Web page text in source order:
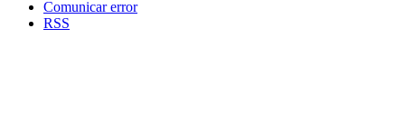
Comunicar error
RSS